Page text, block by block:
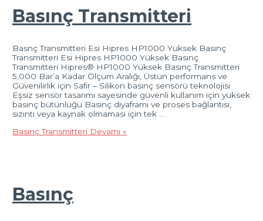
Basınç Transmitteri
Basnç Transmitteri Esi Hipres HP1000 Yüksek Basınç
Transmitteri Esi Hipres HP1000 Yüksek Basınç
Transmitteri Hipres® HP1000 Yüksek Basınç Transmitteri
5,000 Bar’a Kadar Ölçüm Aralığı, Üstün performans ve
Güvenilirlik için Safir – Silikon basınç sensörü teknolojisi
Eşsiz sensör tasarımı sayesinde güvenli kullanım için yüksek
basınç bütünlüğü Basınç diyaframı ve proses bağlantısı,
sızıntı veya kaynak olmaması için tek …
Basınç Transmitteri Devamı »
Basınç